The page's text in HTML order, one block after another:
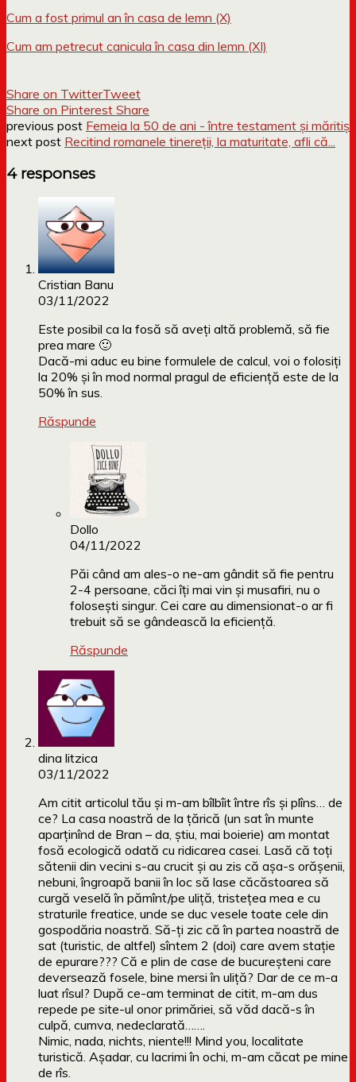
Cum a fost primul an în casa de lemn (X)
Cum am petrecut canicula în casa din lemn (XI)
Share on TwitterTweet
Share on Pinterest Share
previous post Femeia la 50 de ani - între testament și măritiș
next post Recitind romanele tinereții, la maturitate, afli că...
4 responses
Cristian Banu
03/11/2022
Este posibil ca la fosă să aveți altă problemă, să fie
prea mare 🙂
Dacă-mi aduc eu bine formulele de calcul, voi o folosiți
la 20% și în mod normal pragul de eficiență este de la
50% în sus.
Răspunde
Dollo
04/11/2022
Păi când am ales-o ne-am gândit să fie pentru
2-4 persoane, căci îți mai vin și musafiri, nu o
folosești singur. Cei care au dimensionat-o ar fi
trebuit să se gândească la eficiență.
Răspunde
dina litzica
03/11/2022
Am citit articolul tău și m-am bîlbîit între rîs și plîns… de
ce? La casa noastră de la țărică (un sat în munte
aparținînd de Bran – da, știu, mai boierie) am montat
fosă ecologică odată cu ridicarea casei. Lasă că toți
sătenii din vecini s-au crucit și au zis că așa-s orășenii,
nebuni, îngroapă banii în loc să lase căcăstoarea să
curgă veselă în pămînt/pe uliță, tristețea mea e cu
straturile freatice, unde se duc vesele toate cele din
gospodăria noastră. Să-ți zic că în partea noastră de
sat (turistic, de altfel) sîntem 2 (doi) care avem stație
de epurare??? Că e plin de case de bucureșteni care
deversează fosele, bine mersi în uliță? Dar de ce m-a
luat rîsul? După ce-am terminat de citit, m-am dus
repede pe site-ul onor primăriei, să văd dacă-s în
culpă, cumva, nedeclarată…….
Nimic, nada, nichts, niente!!! Mind you, localitate
turistică. Așadar, cu lacrimi în ochi, m-am căcat pe mine
de rîs.